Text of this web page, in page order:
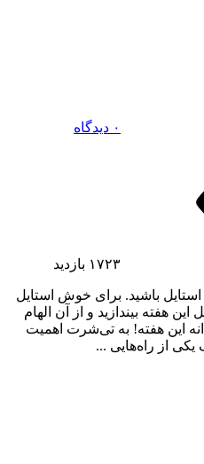
۰ دیدگاه
۱۷۲۳ بازدید
باشید. برای خوش استایل
هفته بیندازید و از آن الهام
این هفته! به تی‌شرت اهمیت
از راه‌هایی ...